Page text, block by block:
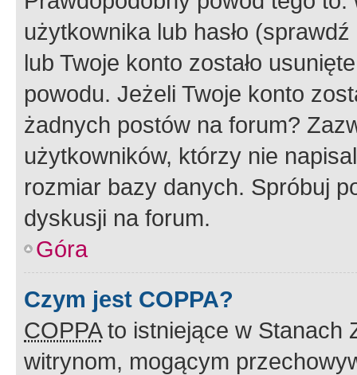
użytkownika lub hasło
lub Twoje konto zostało
powodu. Jeżeli Twoje konto
żadnych postów na forum?
użytkowników, którzy nie
rozmiar bazy danych. Spróbuj
dyskusji na forum.
Góra
Czym jest COPPA?
COPPAto istniejące w Stanach
witrynom, mogącym